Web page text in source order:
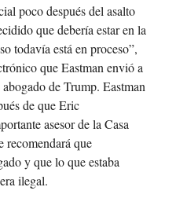
poco después del asalto
que debería estar en la
todavía está en proceso”,
que Eastman envió a
de Trump. Eastman
de que Eric
asesor de la Casa
recomendará que
y que lo que estaba
ilegal.